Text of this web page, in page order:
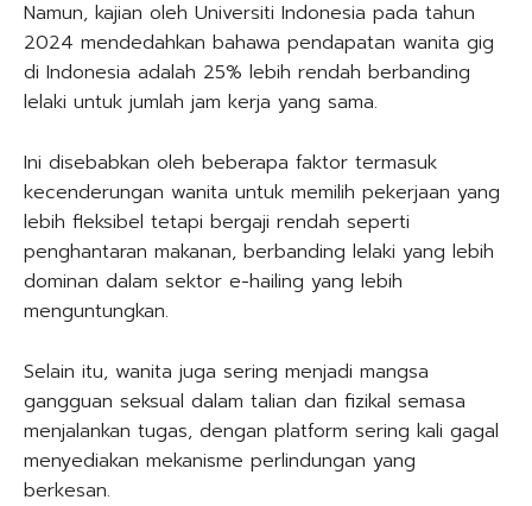
Namun, kajian oleh Universiti Indonesia pada tahun
2024 mendedahkan bahawa pendapatan wanita gig
di Indonesia adalah 25% lebih rendah berbanding
lelaki untuk jumlah jam kerja yang sama.
Ini disebabkan oleh beberapa faktor termasuk
kecenderungan wanita untuk memilih pekerjaan yang
lebih fleksibel tetapi bergaji rendah seperti
penghantaran makanan, berbanding lelaki yang lebih
dominan dalam sektor e-hailing yang lebih
menguntungkan.
Selain itu, wanita juga sering menjadi mangsa
gangguan seksual dalam talian dan fizikal semasa
menjalankan tugas, dengan platform sering kali gagal
menyediakan mekanisme perlindungan yang
berkesan.